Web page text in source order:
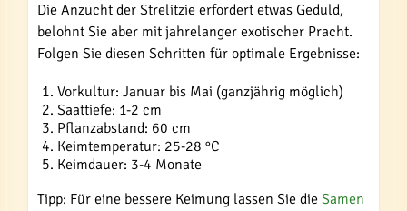
Die Anzucht der Strelitzie erfordert etwas Geduld,
belohnt Sie aber mit jahrelanger exotischer Pracht.
Folgen Sie diesen Schritten für optimale Ergebnisse:
Vorkultur: Januar bis Mai (ganzjährig möglich)
Saattiefe: 1-2 cm
Pflanzabstand: 60 cm
Keimtemperatur: 25-28 °C
Keimdauer: 3-4 Monate
Tipp: Für eine bessere Keimung lassen Sie die Samen